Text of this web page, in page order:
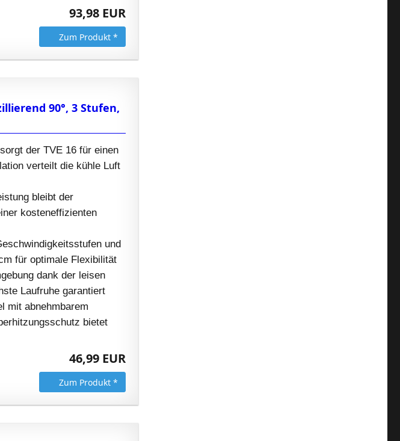
93,98 EUR
Zum Produkt *
90°, 3 Stufen,
der TVE 16 für einen
verteilt die kühle Luft
bleibt der
kosteneffizienten
und
für optimale Flexibilität
dank der leisen
Laufruhe garantiert
mit abnehmbarem
bietet
46,99 EUR
Zum Produkt *